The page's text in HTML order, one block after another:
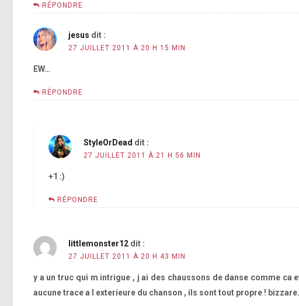
RÉPONDRE
jesus dit :
27 JUILLET 2011 À 20 H 15 MIN
EW…
RÉPONDRE
StyleOrDead dit :
27 JUILLET 2011 À 21 H 56 MIN
+1 :)
RÉPONDRE
littlemonster12 dit :
27 JUILLET 2011 À 20 H 43 MIN
y a un truc qui m intrigue , j ai des chaussons de danse comme ca
aucune trace a l exterieure du chanson , ils sont tout propre !